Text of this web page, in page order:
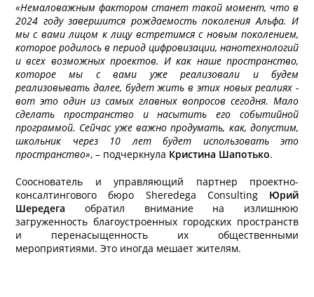
«Немаловажным фактором станет такой момент, что в
2024 году завершится рождаемость поколения Альфа. И
мы с вами лицом к лицу встретимся с новым поколением,
которое родилось в период цифровизации, нанотехнологий
и всех возможных проектов. И как наше пространство,
которое мы с вами уже реализовали и будем
реализовывать далее, будет жить в этих новых реалиях -
вот это один из самых главных вопросов сегодня. Мало
сделать пространство и насытить его событийной
программой. Сейчас уже важно продумать, как, допустим,
школьник через 10 лет будет использовать это
пространство», – подчеркнула Кристина Шапотько.
Сооснователь и управляющий партнер проектно-
консалтингового бюро Sheredega ConsultingЮрий
Шередега обратил внимание на излишнюю
загруженность благоустроенных городских пространств
и перенасыщенность их общественными
мероприятиями. Это иногда мешает жителям.